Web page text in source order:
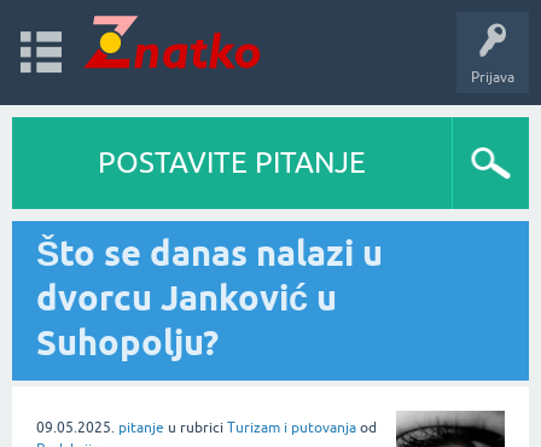
Prijava
POSTAVITE PITANJE
Što se danas nalazi u
dvorcu Janković u
Suhopolju?
09.05.2025. pitanje u rubrici Turizam i putovanja od